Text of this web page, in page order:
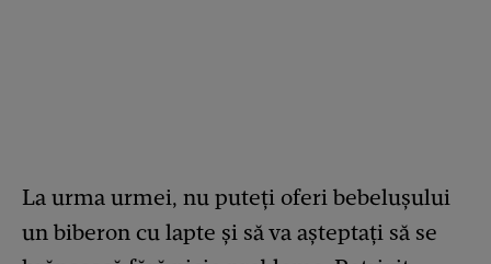
La urma urmei, nu puteți oferi bebelușului
un biberon cu lapte și să va așteptați să se